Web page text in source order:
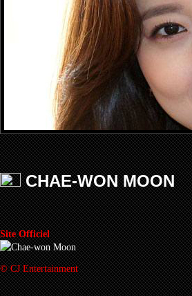
CHAE-WON MOON
Site Officiel
© CJ Entertainment